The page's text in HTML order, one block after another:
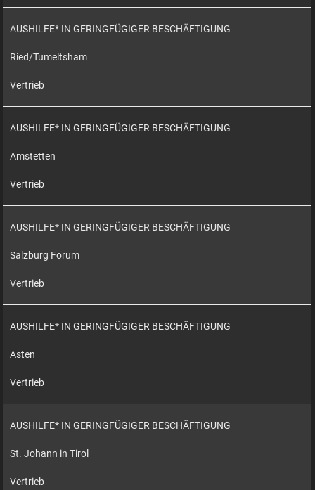
AUSHILFE* IN GERINGFÜGIGER BESCHÄFTIGUNG
Ried/Tumeltsham
Vertrieb
AUSHILFE* IN GERINGFÜGIGER BESCHÄFTIGUNG
Amstetten
Vertrieb
AUSHILFE* IN GERINGFÜGIGER BESCHÄFTIGUNG
Salzburg Forum
Vertrieb
AUSHILFE* IN GERINGFÜGIGER BESCHÄFTIGUNG
Asten
Vertrieb
AUSHILFE* IN GERINGFÜGIGER BESCHÄFTIGUNG
St. Johann in Tirol
Vertrieb